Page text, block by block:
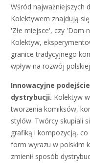
Wśród najważniejszych
Kolektywem znajdują
'Złe miejsce', czy 'Dom
Kolektyw,
granice tradycyjnego
wpływ na rozwój
Innowacyjne
dystrybucji. Kolektyw
tworzenia komiksów,
stylów. Twórcy skupiali
grafiką i kompozycją,
form wyrazu w polskim
zmienił sposób